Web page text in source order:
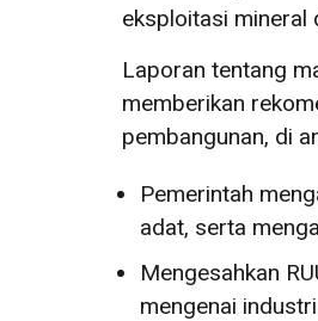
eksploitasi mineral
Laporan tentang
memberikan
pembangunan, di
Pemerintah
adat, serta
Mengesahkan
mengenai